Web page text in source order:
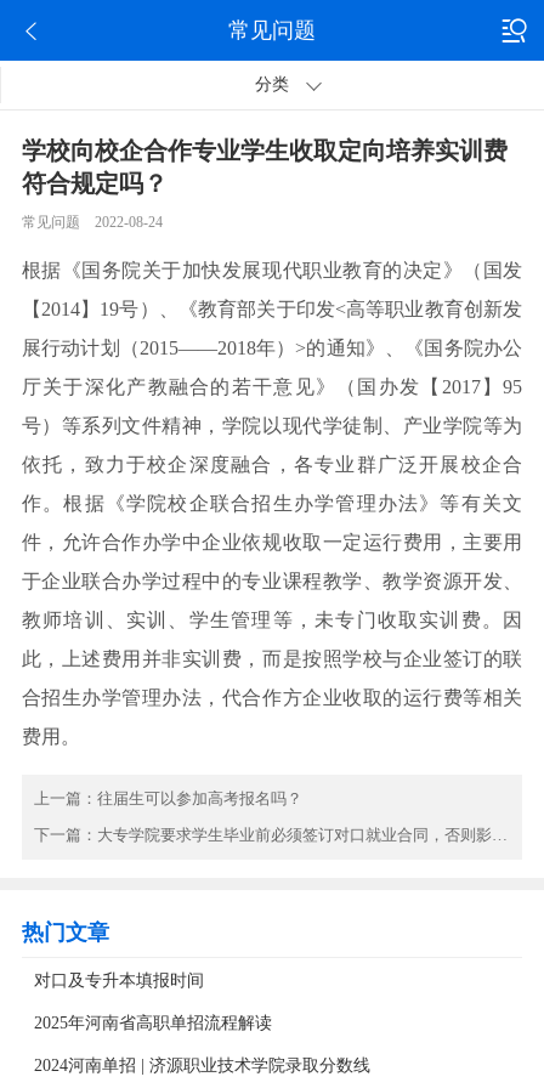
常见问题
分类
学校向校企合作专业学生收取定向培养实训费
符合规定吗？
常见问题 2022-08-24
根据《国务院关于加快发展现代职业教育的决定》（国发
【2014】19号）、《教育部关于印发<高等职业教育创新发
展行动计划（2015——2018年）>的通知》、《国务院办公
厅关于深化产教融合的若干意见》（国办发【2017】95
号）等系列文件精神，学院以现代学徒制、产业学院等为
依托，致力于校企深度融合，各专业群广泛开展校企合
作。根据《学院校企联合招生办学管理办法》等有关文
件，允许合作办学中企业依规收取一定运行费用，主要用
于企业联合办学过程中的专业课程教学、教学资源开发、
教师培训、实训、学生管理等，未专门收取实训费。因
此，上述费用并非实训费，而是按照学校与企业签订的联
合招生办学管理办法，代合作方企业收取的运行费等相关
费用。
上一篇： 往届生可以参加高考报名吗？
下一篇： 大专学院要求学生毕业前必须签订对口就业合同，否则影响...
热门文章
对口及专升本填报时间
2025年河南省高职单招流程解读
2024河南单招 | 济源职业技术学院录取分数线